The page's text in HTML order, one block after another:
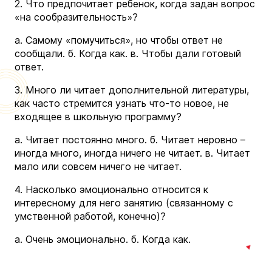
2. Что предпочитает ребенок, когда задан вопрос
«на сообразительность»?
а. Самому «помучиться», но чтобы ответ не
сообщали. б. Когда как. в. Чтобы дали готовый
ответ.
3. Много ли читает дополнительной литературы,
как часто стремится узнать что-то новое, не
входящее в школьную программу?
а. Читает постоянно много. б. Читает неровно –
иногда много, иногда ничего не читает. в. Читает
мало или совсем ничего не читает.
4. Насколько эмоционально относится к
интересному для него занятию (связанному с
умственной работой, конечно)?
а. Очень эмоционально. б. Когда как.